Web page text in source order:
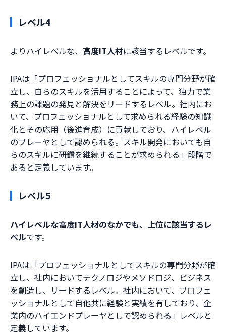
レベル4
よりハイレベルな、 高度IT人材に該当するレベルです。
IPAは「プロフェッショナルとしてスキルの専門分野が確
立し、自らのスキルを活用することによって、独力で業
務上の課題の発見と解決をリードするレベル。社内にお
いて、プロフェッショナルとして求められる経験の知識
化とその応用（後進育成）に貢献しており、ハイレベル
のプレーヤとして認められる。スキル開発においても自
らのスキルに研鑽を継続することが求められる」段階で
あると定義しています。
レベル5
ハイレベルな高度IT人材のなかでも、上位に該当するレ
ベルです。
IPAは「プロフェッショナルとしてスキルの専門分野が確
立し、社内においてテクノロジやメソドロジ、ビジネス
を創造し、リードするレベル。社内において、プロフェ
ッショナルとして自他共に経験と実績を有しており、企
業内のハイエンドプレーヤとして認められる」レベルと
定義しています。